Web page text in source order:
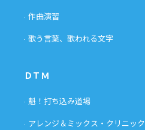
作曲演習
歌う言葉、歌われる文字
ＤＴＭ
魁！打ち込み道場
アレンジ＆ミックス・クリニック